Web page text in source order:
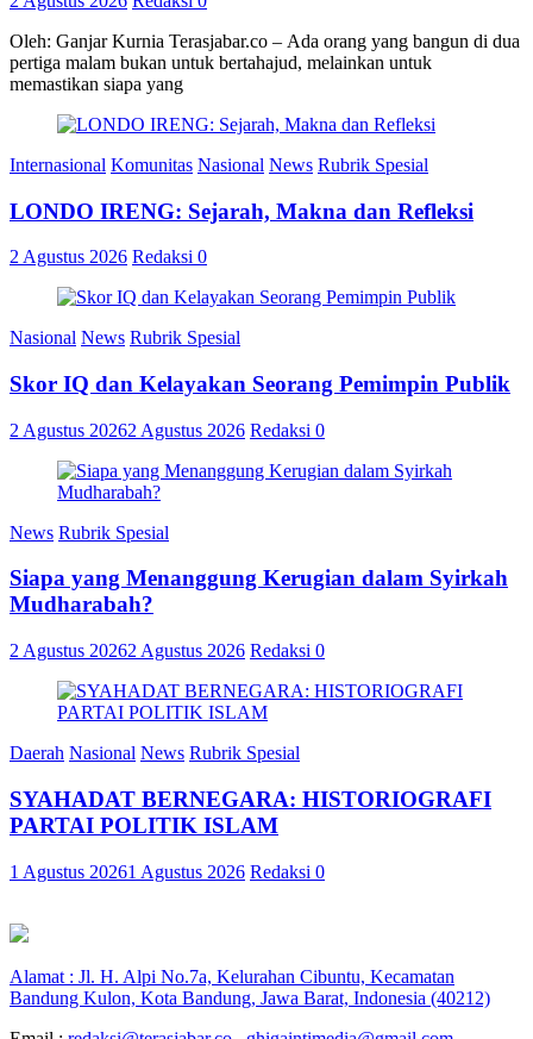
Oleh: Ganjar Kurnia Terasjabar.co – Ada orang yang bangun di dua
pertiga malam bukan untuk bertahajud, melainkan untuk
memastikan siapa yang
Internasional Komunitas Nasional News Rubrik Spesial
LONDO IRENG: Sejarah, Makna dan Refleksi
2 Agustus 2026 Redaksi 0
Nasional News Rubrik Spesial
Skor IQ dan Kelayakan Seorang Pemimpin Publik
2 Agustus 20262 Agustus 2026 Redaksi 0
News Rubrik Spesial
Siapa yang Menanggung Kerugian dalam Syirkah
Mudharabah?
2 Agustus 20262 Agustus 2026 Redaksi 0
Daerah Nasional News Rubrik Spesial
SYAHADAT BERNEGARA: HISTORIOGRAFI
PARTAI POLITIK ISLAM
1 Agustus 20261 Agustus 2026 Redaksi 0
Alamat : Jl. H. Alpi No.7a, Kelurahan Cibuntu, Kecamatan
Bandung Kulon, Kota Bandung, Jawa Barat, Indonesia (40212)